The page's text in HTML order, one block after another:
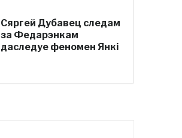
Сяргей Дубавец следам
за Федарэнкам
даследуе феномен Янкі